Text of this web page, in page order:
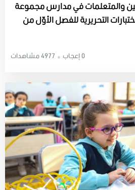
والمتعلمات في مدارس مجموعة
التحريرية للفصل الأوّل من
4977 مشاهدات 0 إعجاب